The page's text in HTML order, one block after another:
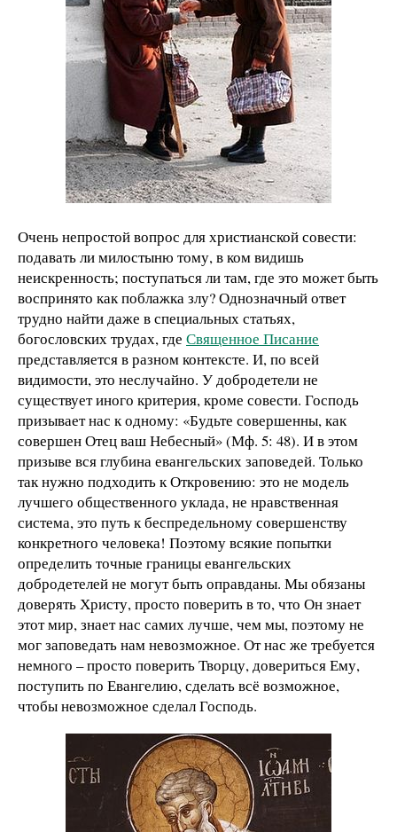
Очень непростой вопрос для христианской совести:
подавать ли милостыню тому, в ком видишь
неискренность; поступаться ли там, где это может быть
воспринято как поблажка злу? Однозначный ответ
трудно найти даже в специальных статьях,
богословских трудах, где Священное Писание
представляется в разном контексте. И, по всей
видимости, это неслучайно. У добродетели не
существует иного критерия, кроме совести. Господь
призывает нас к одному: «Будьте совершенны, как
совершен Отец ваш Небесный» (Мф. 5: 48). И в этом
призыве вся глубина евангельских заповедей. Только
так нужно подходить к Откровению: это не модель
лучшего общественного уклада, не нравственная
система, это путь к беспредельному совершенству
конкретного человека! Поэтому всякие попытки
определить точные границы евангельских
добродетелей не могут быть оправданы. Мы обязаны
доверять Христу, просто поверить в то, что Он знает
этот мир, знает нас самих лучше, чем мы, поэтому не
мог заповедать нам невозможное. От нас же требуется
немного – просто поверить Творцу, довериться Ему,
поступить по Евангелию, сделать всё возможное,
чтобы невозможное сделал Господь.